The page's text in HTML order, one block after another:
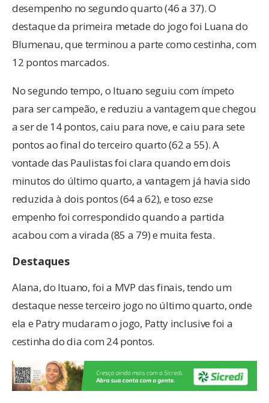
desempenho no segundo quarto (46 a 37). O
destaque da primeira metade do jogo foi Luana do
Blumenau, que terminou a parte como cestinha, com
12 pontos marcados.
No segundo tempo, o Ituano seguiu com ímpeto
para ser campeão, e reduziu a vantagem que chegou
a ser de 14 pontos, caiu para nove, e caiu para sete
pontos ao final do terceiro quarto (62 a 55). A
vontade das Paulistas foi clara quando em dois
minutos do último quarto, a vantagem já havia sido
reduzida à dois pontos (64 a 62), e toso ezse
empenho foi correspondido quando a partida
acabou com a virada (85 a 79) e muita festa.
Destaques
Alana, do Ituano, foi a MVP das finais, tendo um
destaque nesse terceiro jogo no último quarto, onde
ela e Patry mudaram o jogo, Patty inclusive foi a
cestinha do dia com 24 pontos.